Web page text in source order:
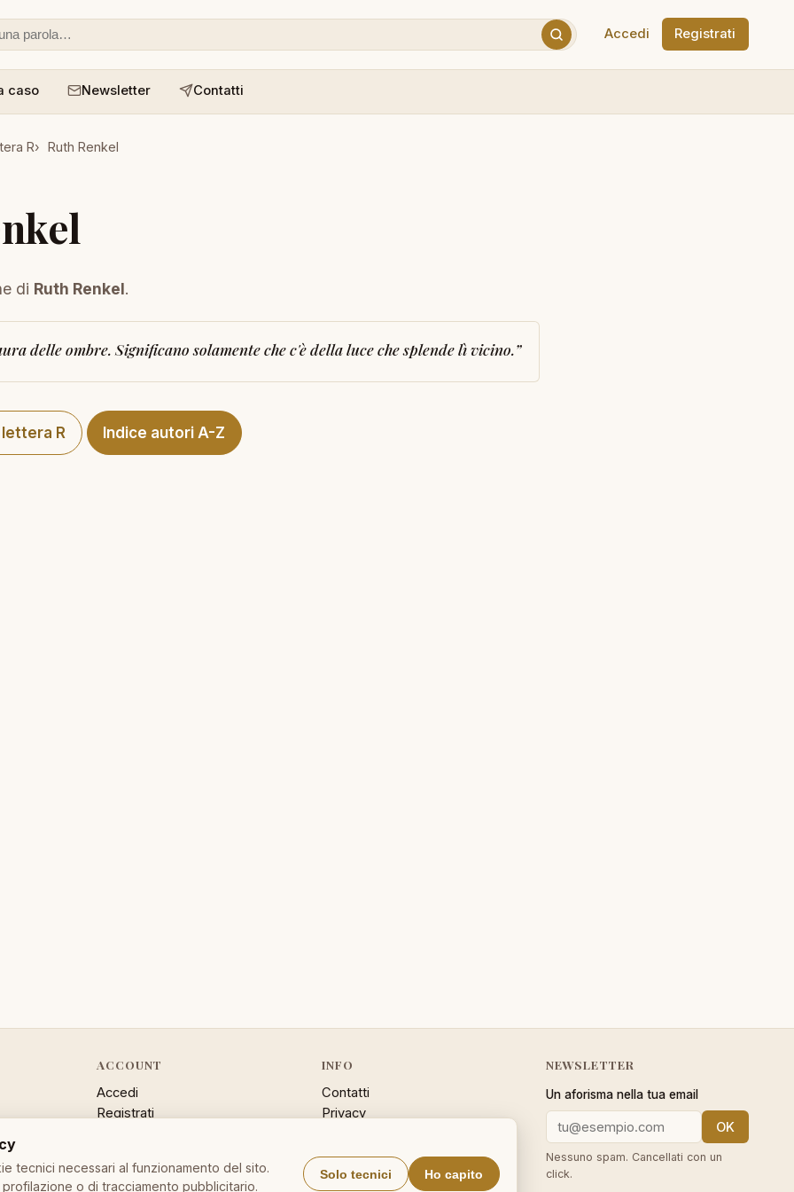
o un aforisma
Accedi Registrati
caso Newsletter Contatti
R Ruth Renkel
di Ruth Renkel.
delle ombre. Significano solamente che c'è della luce che splende lì vicino.”
R Indice autori A-Z
ACCOUNT
Accedi
Registrati
INFO
Contatti
Privacy
Sitemap
NEWSLETTER
Un aforisma nella tua email
OK
Nessuno spam. Cancellati con un
click.
tecnici necessari al funzionamento del sito.
o di tracciamento pubblicitario.
Solo tecnici Ho capito